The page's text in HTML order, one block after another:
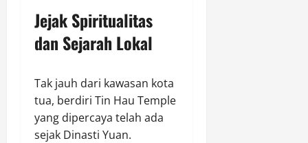
Jejak Spiritualitas
dan Sejarah Lokal
Tak jauh dari kawasan kota
tua, berdiri Tin Hau Temple
yang dipercaya telah ada
sejak Dinasti Yuan.